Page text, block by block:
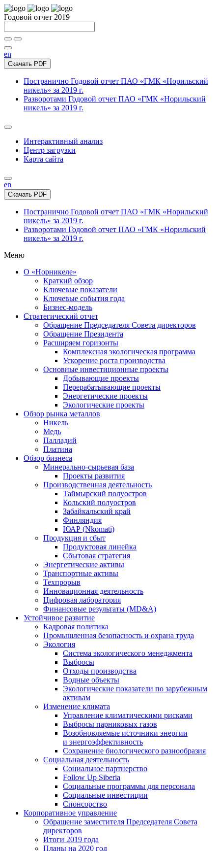
Годовой отчет 2019
en
Скачать PDF
Постранично Годовой отчет ПАО «ГМК «Норильский
никель» за 2019 г.
Разворотами Годовой отчет ПАО «ГМК «Норильский
никель» за 2019 г.
Интерактивный анализ
Центр загрузки
Карта сайта
en
Скачать PDF
Постранично Годовой отчет ПАО «ГМК «Норильский
никель» за 2019 г.
Разворотами Годовой отчет ПАО «ГМК «Норильский
никель» за 2019 г.
Меню
О «Норникеле»
Краткий обзор
Ключевые показатели
Ключевые события года
Бизнес-модель
Стратегический отчет
Обращение Председателя Совета директоров
Обращение Президента
Расширяем горизонты
Комплексная экологическая программа
Ускорение роста производства
Основные инвестиционные проекты
Добывающие проекты
Перерабатывающие проекты
Энергетические проекты
Экологические проекты
Обзор рынка металлов
Никель
Медь
Палладий
Платина
Обзор бизнеса
Минерально-сырьевая база
Проекты развития
Производственная деятельность
Таймырский полуостров
Кольский полуостров
Забайкальский край
Финляндия
ЮАР (Nkomati)
Продукция и сбыт
Продуктовая линейка
Сбытовая стратегия
Энергетические активы
Транспортные активы
Техпрорыв
Инновационная деятельность
Цифровая лаборатория
Финансовые результаты (MD&A)
Устойчивое развитие
Кадровая политика
Промышленная безопасность и охрана труда
Экология
Система экологического менеджмента
Выбросы
Отходы производства
Водные объекты
Экологические показатели по зарубежным
активам
Изменение климата
Управление климатическими рисками
Выбросы парниковых газов
Возобновляемые источники энергии
и энергоэффективность
Сохранение биологического разнообразия
Социальная деятельность
Социальное партнерство
Follow Up Siberia
Социальные программы для персонала
Социальные инвестиции
Спонсорство
Корпоративное управление
Обращение заместителя Председателя Совета
директоров
Итоги 2019 года
Планы на 2020 год